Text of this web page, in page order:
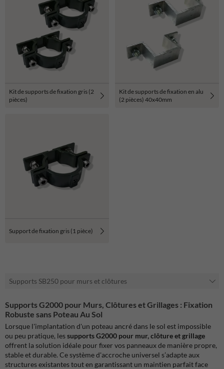
Kit de supports de fixation gris (2
pièces)
Kit de supports de fixation en alu
(2 pièces) 40x40mm
Support de fixation gris (1 pièce)
Supports SB250 pour murs et clôtures
Supports G2000 pour Murs, Clôtures et Grillages : Fixation
Robuste sans Poteau Au Sol
Lorsque l'implantation d'un poteau ancré dans le sol est impossible
ou peu pratique, lessupports G2000 pour mur, clôture et grillage
offrent la solution idéale pour fixer vos panneaux de manière propre,
stable et durable. Ce système d'accroche universel s’adapte aux
structures existantes tout en garantissant un maintien parfait face